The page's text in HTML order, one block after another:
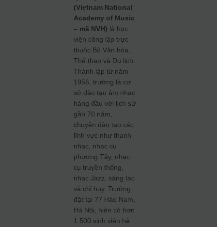
(Vietnam National
Academy of Music
– mã NVH) là học
viện công lập trực
thuộc Bộ Văn hóa,
Thể thao và Du lịch.
Thành lập từ năm
1956, trường là cơ
sở đào tạo âm nhạc
hàng đầu với lịch sử
gần 70 năm,
chuyên đào tạo các
lĩnh vực như thanh
nhạc, nhạc cụ
phương Tây, nhạc
cụ truyền thống,
nhạc Jazz, sáng tác
và chỉ huy. Trường
đặt tại 77 Hào Nam,
Hà Nội, hiện có hơn
1.500 sinh viên hệ